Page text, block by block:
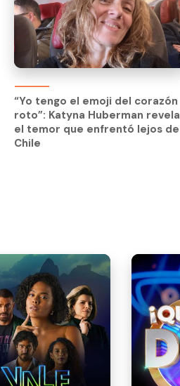
“Yo tengo el emoji del corazón
roto”: Katyna Huberman revela
el temor que enfrentó lejos de
Chile